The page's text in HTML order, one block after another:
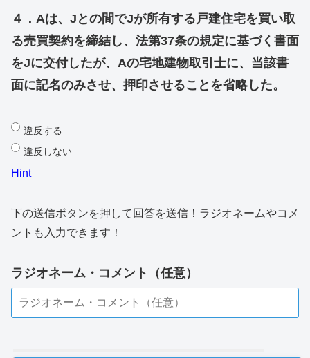
４．Aは、Jとの間でJが所有する戸建住宅を買い取
る売買契約を締結し、法第37条の規定に基づく書面
をJに交付したが、Aの宅地建物取引士に、当該書
面に記名のみさせ、押印させることを省略した。
違反する
違反しない
Hint
下の送信ボタンを押して回答を送信！ラジオネームやコメ
ントも入力できます！
ラジオネーム・コメント（任意）